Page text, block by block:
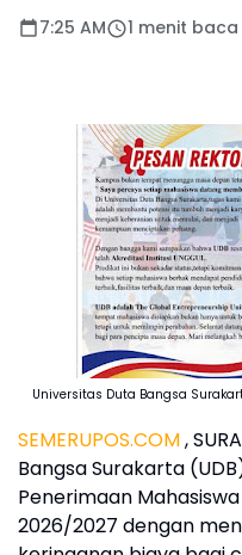
7:25 AM 1 menit baca
Universitas Duta Bangsa
SEMERUPOS.COM,
Bangsa Surakarta
Penerimaan
2026/2027 dengan